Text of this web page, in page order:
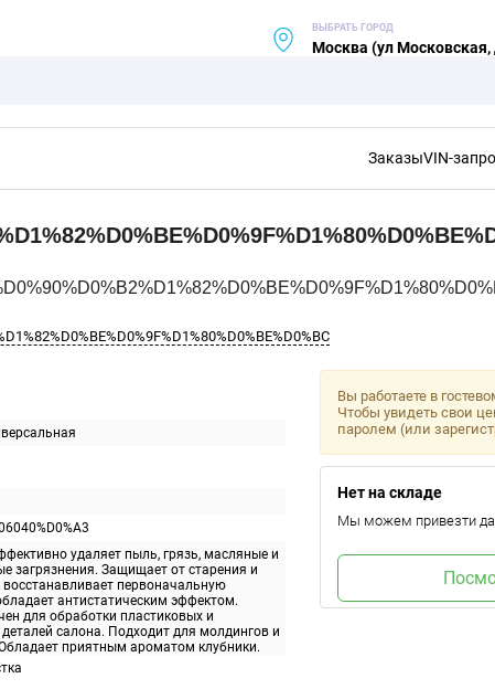
ВЫБРАТЬ ГОРОД
Москва (ул Московская,
ЗаказыVIN-
удаляет пыль, грязь, масляные и
загрязнения. Защищает от старения и
восстанавливает первоначальную
антистатическим эффектом.
для обработки пластиковых и
салона. Подходит для молдингов и
приятным ароматом клубники.
Вы работаете в
Чтобы увидеть свои
паролем (или
Нет на складе
Мы можем привезти